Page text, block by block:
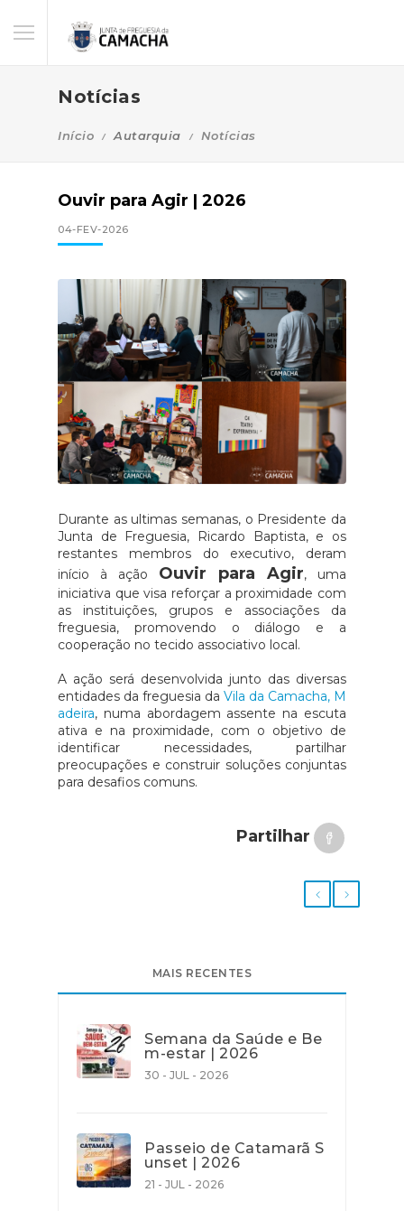
Notícias
Início Autarquia Notícias
Ouvir para Agir | 2026
04-FEV-2026
Durante as ultimas semanas, o Presidente da
Junta de Freguesia, Ricardo Baptista, e os
restantes membros do executivo, deram
início à ação Ouvir para Agir, uma
iniciativa que visa reforçar a proximidade com
as instituições, grupos e associações da
freguesia, promovendo o diálogo e a
cooperação no tecido associativo local.
A ação será desenvolvida junto das diversas
entidades da freguesia da Vila da Camacha, M
adeira, numa abordagem assente na escuta
ativa e na proximidade, com o objetivo de
identificar necessidades, partilhar
preocupações e construir soluções conjuntas
para desafios comuns.
Partilhar
MAIS RECENTES
Semana da Saúde e Be
m-estar | 2026
30 - JUL - 2026
Passeio de Catamarã S
unset | 2026
21 - JUL - 2026